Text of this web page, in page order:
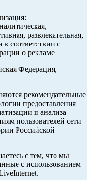
развлекательная,
в соответствии с
о рекламе
Федерация,
рекомендательные
предоставления
и анализа
пользователей сети
Российской
с тем, что мы
с использованием